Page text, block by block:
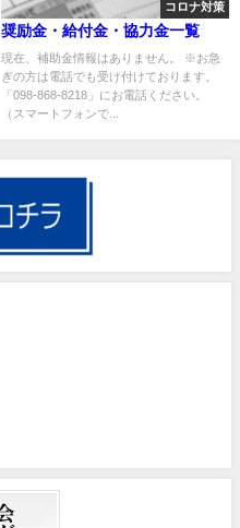
コロナ対策
奨励金・給付金・協力金一覧
現在、補助金情報はありません。 ※お急
ぎの方は電話でも受け付けております。
「098-868-8218」にお電話ください。
（スマートフォンで...